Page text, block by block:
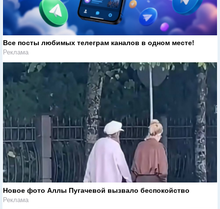
Все посты любимых телеграм каналов в одном месте!
Реклама
Новое фото Аллы Пугачевой вызвало беспокойство
Реклама